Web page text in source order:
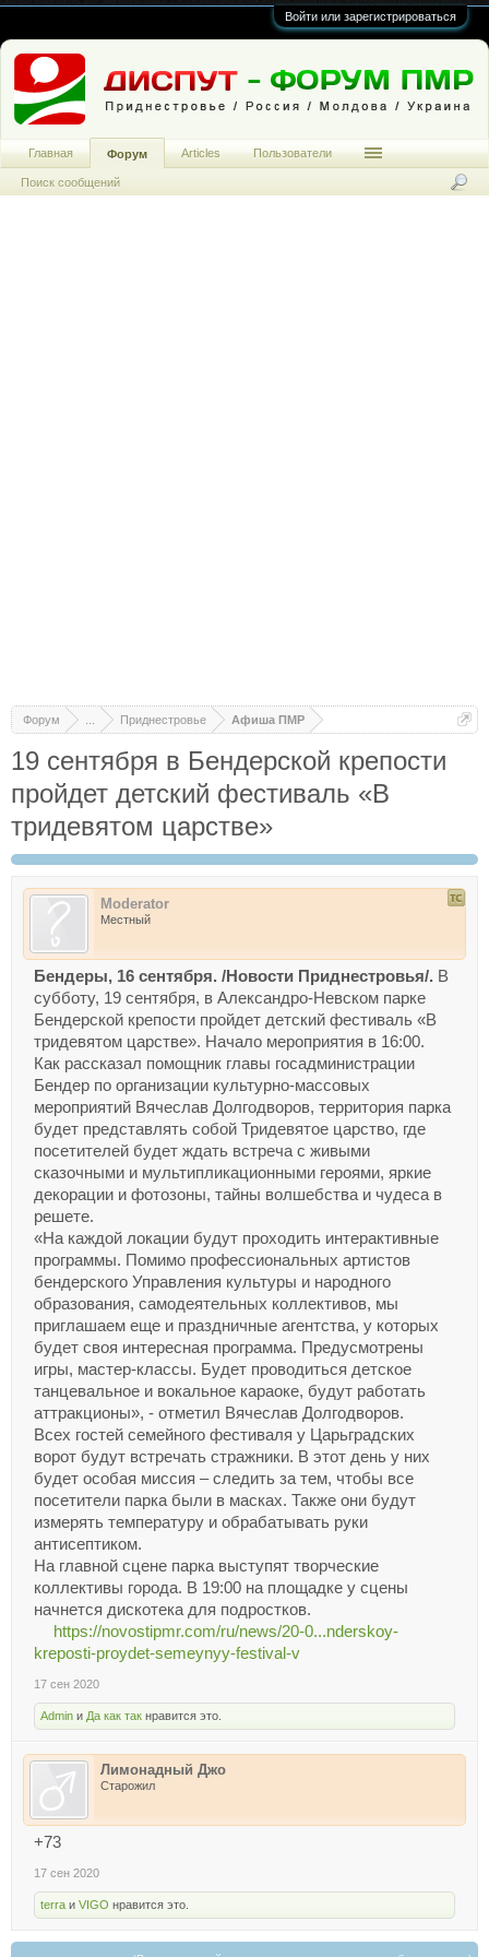
Войти или зарегистрироваться
Форум Приднестровье Афиша ПМР
19 сентября в Бендерской крепости
пройдет детский фестиваль «В
тридевятом царстве»
Moderator
Местный
Бендеры, 16 сентября. /Новости Приднестровья/. В
субботу, 19 сентября, в Александро-Невском парке
Бендерской крепости пройдет детский фестиваль «В
тридевятом царстве». Начало мероприятия в 16:00.
Как рассказал помощник главы госадминистрации
Бендер по организации культурно-массовых
мероприятий Вячеслав Долгодворов, территория парка
будет представлять собой Тридевятое царство, где
посетителей будет ждать встреча с живыми
сказочными и мультипликационными героями, яркие
декорации и фотозоны, тайны волшебства и чудеса в
решете.
«На каждой локации будут проходить интерактивные
программы. Помимо профессиональных артистов
бендерского Управления культуры и народного
образования, самодеятельных коллективов, мы
приглашаем еще и праздничные агентства, у которых
будет своя интересная программа. Предусмотрены
игры, мастер-классы. Будет проводиться детское
танцевальное и вокальное караоке, будут работать
аттракционы», - отметил Вячеслав Долгодворов.
Всех гостей семейного фестиваля у Царьградских
ворот будут встречать стражники. В этот день у них
будет особая миссия – следить за тем, чтобы все
посетители парка были в масках. Также они будут
измерять температуру и обрабатывать руки
антисептиком.
На главной сцене парка выступят творческие
коллективы города. В 19:00 на площадке у сцены
начнется дискотека для подростков.
https://novostipmr.com/ru/news/20-0...nderskoy-
kreposti-proydet-semeynyy-festival-v
17 сен 2020
Admin и Да как так нравится это.
Лимонадный Джо
Старожил
+73
17 сен 2020
terra и VIGO нравится это.
Главная Форум
Поиск сообщений
Articles Пользователи